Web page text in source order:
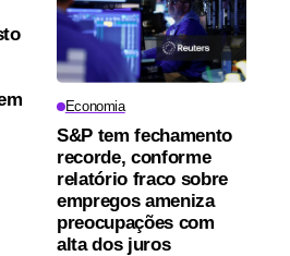
Economia
S&P tem fechamento
recorde, conforme
relatório fraco sobre
empregos ameniza
preocupações com
alta dos juros